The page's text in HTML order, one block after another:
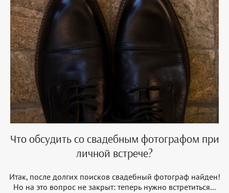
Что обсудить со свадебным фотографом при
личной встрече?
Итак, после долгих поисков свадебный фотограф найден!
Но на это вопрос не закрыт: теперь нужно встретиться...